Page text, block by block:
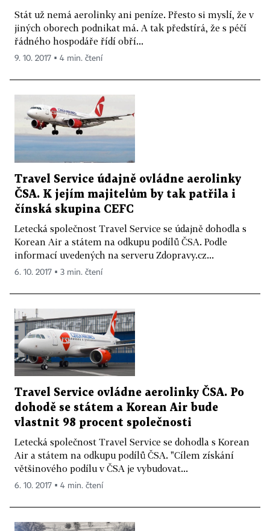
Stát už nemá aerolinky ani peníze. Přesto si myslí, že v
jiných oborech podnikat má. A tak předstírá, že s péčí
řádného hospodáře řídí obří...
9. 10. 2017 ▪ 4 min. čtení
Travel Service údajně ovládne aerolinky
ČSA. K jejím majitelům by tak patřila i
čínská skupina CEFC
Letecká společnost Travel Service se údajně dohodla s
Korean Air a státem na odkupu podílů ČSA. Podle
informací uvedených na serveru Zdopravy.cz...
6. 10. 2017 ▪ 3 min. čtení
Travel Service ovládne aerolinky ČSA. Po
dohodě se státem a Korean Air bude
vlastnit 98 procent společnosti
Letecká společnost Travel Service se dohodla s Korean
Air a státem na odkupu podílů ČSA. "Cílem získání
většinového podílu v ČSA je vybudovat...
6. 10. 2017 ▪ 4 min. čtení